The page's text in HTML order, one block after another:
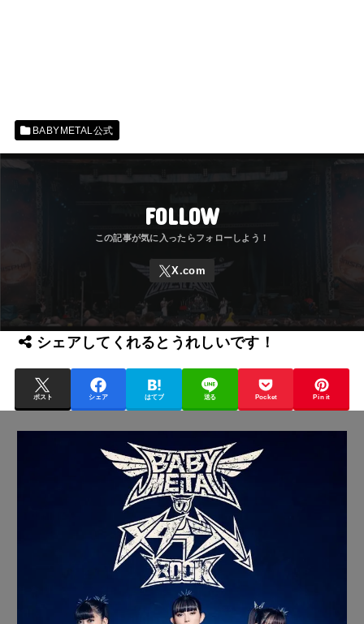
BABYMETAL公式
FOLLOW
シェアしてくれるとうれしいです！
ポスト シェア はてブ 送る Pocket Pin it